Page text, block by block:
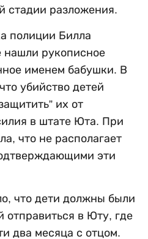
стадии разложения.
полиции Билла
нашли рукописное
именем бабушки. В
убийство детей
их от
в штате Юта. При
что не располагает
эти
что дети должны были
отправиться в Юту, где
два месяца с отцом.